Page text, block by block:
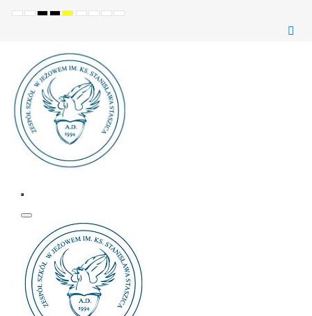
Ustawienia
TrybWysoki
Wysoki
Wysoki
SetSetMake
Set